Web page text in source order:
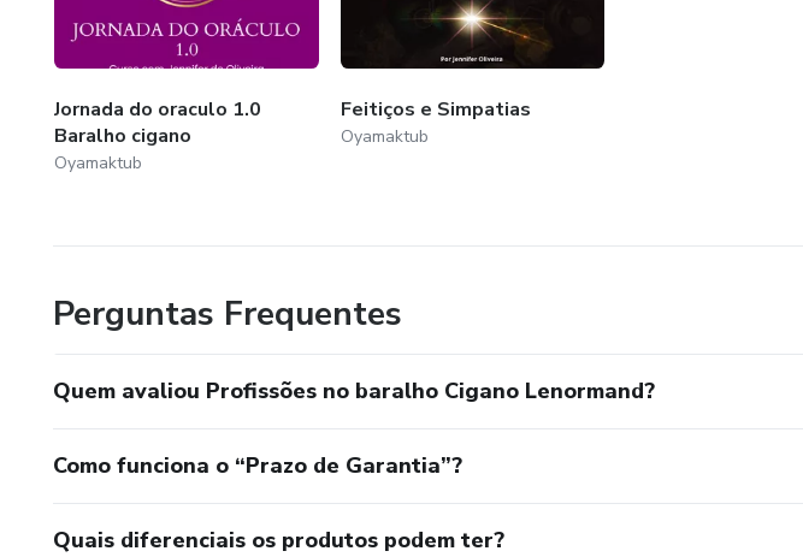
Jornada do oraculo 1.0
Baralho cigano
Oyamaktub
Feitiços e Simpatias
Oyamaktub
Perguntas Frequentes
Quem avaliou Profissões no baralho Cigano Lenormand?
Como funciona o “Prazo de Garantia”?
Quais diferenciais os produtos podem ter?